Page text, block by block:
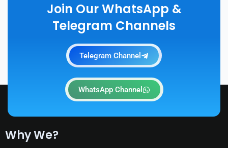
Join Our WhatsApp &
Telegram Channels
Telegram Channel
WhatsApp Channel
Why We?